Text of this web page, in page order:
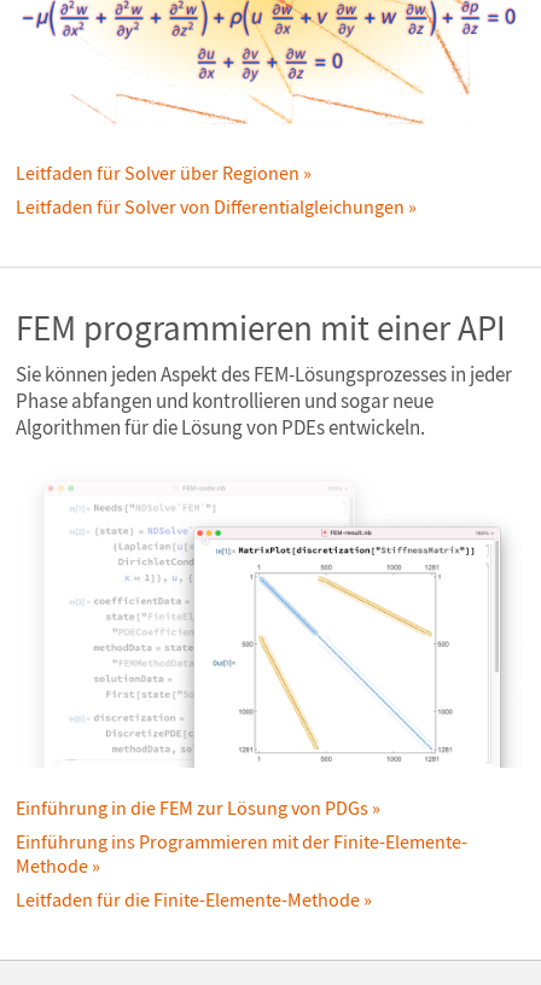
Leitfaden für Solver über Regionen
Leitfaden für Solver von Differentialgleichungen
FEM programmieren mit einer API
Sie können jeden Aspekt des FEM-Lösungsprozesses in jeder
Phase abfangen und kontrollieren und sogar neue
Algorithmen für die Lösung von PDEs entwickeln.
Einführung in die FEM zur Lösung von PDGs
Einführung ins Programmieren mit der Finite-Elemente-
Methode
Leitfaden für die Finite-Elemente-Methode